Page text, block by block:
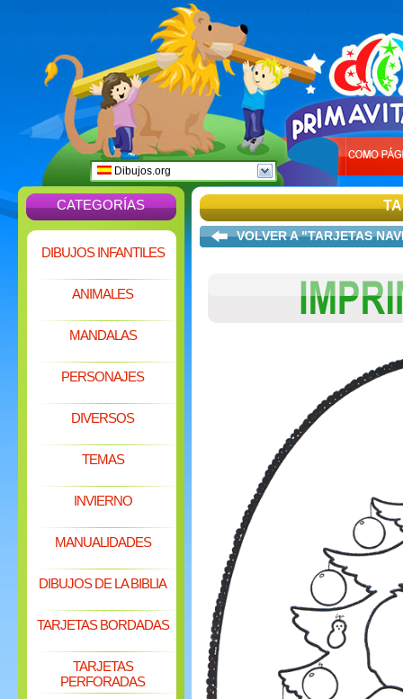
Dibujos.org
CATEGORÍAS
DIBUJOS INFANTILES
ANIMALES
MANDALAS
PERSONAJES
DIVERSOS
TEMAS
INVIERNO
MANUALIDADES
DIBUJOS DE LA BIBLIA
TARJETAS BORDADAS
TARJETAS
PERFORADAS
VOLVER A "TARJETAS